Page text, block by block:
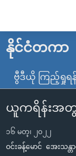
လွယ်ကူ
စေ
သည့်
များ
ပင်မ
အကြောင်းအရာ
မူလစာမျက်နှာ
မြန်မာ
ကမ္ဘာ့သတင်းများ
နိုင်ငံတကာ
တရုတ်
ဗွီဒီယို
ရပ်ဝန်းတခု လမ်း
နိုင်ငံတကာ
ဗွီဒီယို ကြည့်ရှုရ
ယူကရိန်းအ
၁၆ မတ္၊ ၂၀၂၂
ဝင်းခန့်မောင် အေးသန္တ